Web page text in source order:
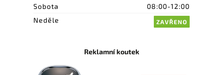
Sobota
08:00-12:00
Neděle
ZAVŘENO
Reklamní koutek